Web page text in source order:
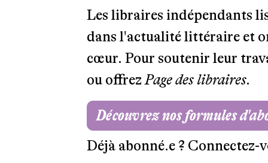
Les libraires indépendants
dans l'actualité littéraire et
cœur. Pour soutenir leur
ou offrezPage des libraires.
Découvrez nos formules
Déjà abonné.e ? Connectez-